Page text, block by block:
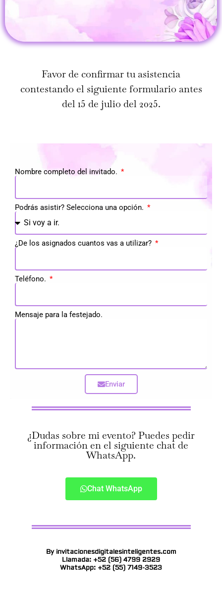
Favor de confirmar tu asistencia
contestando el siguiente formulario antes
del 15 de julio del 2025.
Nombre completo del invitado.
Podrás asistir? Selecciona una opción.
¿De los asignados cuantos vas a utilizar?
Teléfono.
Mensaje para la festejado.
Enviar
¿Dudas sobre mi evento? Puedes pedir
información en el siguiente chat de
WhatsApp.
Chat WhatsApp
By invitacionesdigitalesinteligentes.com
Llamada: +52 (56) 4799 2929
WhatsApp: +52 (55) 7149-3523